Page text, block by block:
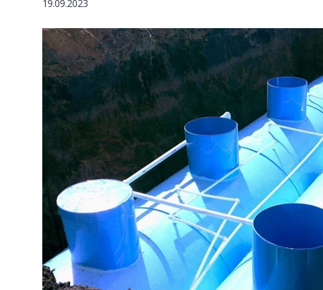
19.09.2023